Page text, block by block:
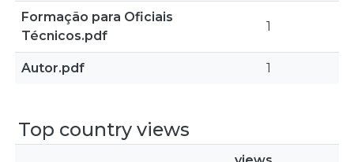
Formação para Oficiais
Técnicos.pdf
1
Autor.pdf 1
Top country views